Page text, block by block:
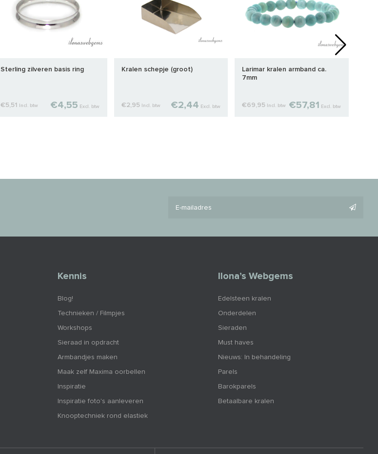
Sterling zilveren basis ring
€5,51 Incl. btw €4,55 Excl. btw
Kralen schepje (groot)
€2,95 Incl. btw €2,44 Excl. btw
Larimar kralen armband ca.
7mm
€69,95 Incl. btw €57,81 Excl. btw
Kennis
Blog!
Technieken / Filmpjes
Workshops
Sieraad in opdracht
Armbandjes maken
Maak zelf Maxima oorbellen
Inspiratie
Inspiratie foto's aanleveren
Knooptechniek rond elastiek
Ilona’s Webgems
Edelsteen kralen
Onderdelen
Sieraden
Must haves
Nieuws: In behandeling
Parels
Barokparels
Betaalbare kralen